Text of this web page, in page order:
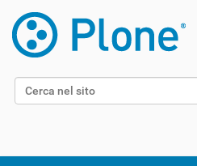
Cerca nel sito